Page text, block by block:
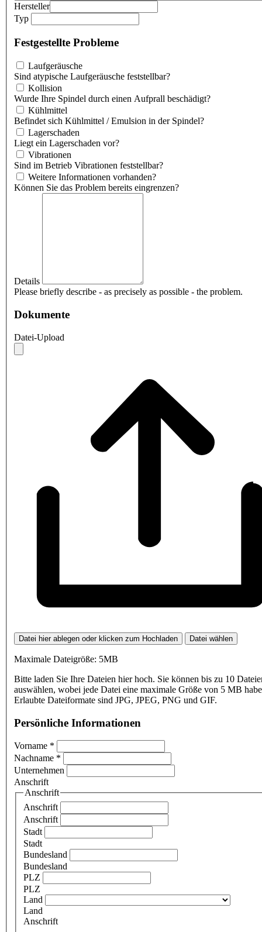
Hersteller
Typ
Festgestellte Probleme
Laufgeräusche
Sind atypische Laufgeräusche feststellbar?
Kollision
Wurde Ihre Spindel durch einen Aufprall beschädigt?
Kühlmittel
Befindet sich Kühlmittel / Emulsion in der Spindel?
Lagerschaden
Liegt ein Lagerschaden vor?
Vibrationen
Sind im Betrieb Vibrationen feststellbar?
Weitere Informationen vorhanden?
Können Sie das Problem bereits eingrenzen?
Details
Please briefly describe - as precisely as possible - the problem.
Dokumente
Datei-Upload
Datei hier ablegen oder klicken zum Hochladen Datei wählen
Maximale Dateigröße: 5MB
Bitte laden Sie Ihre Dateien hier hoch. Sie können bis zu 10
auswählen, wobei jede Datei eine maximale Größe von 5 MB
Erlaubte Dateiformate sind JPG, JPEG, PNG und GIF.
Persönliche Informationen
Vorname *
Nachname *
Unternehmen
Anschrift
Anschrift
Anschrift
Anschrift
Stadt
Stadt
Bundesland
Bundesland
PLZ
PLZ
Land
Land
Anschrift